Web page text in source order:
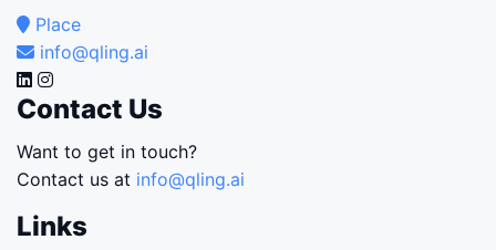
Place
info@qling.ai
Contact Us
Want to get in touch?
Contact us at info@qling.ai
Links